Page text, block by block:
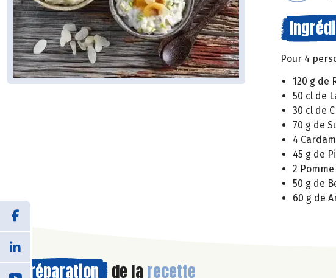
Pour 4
120 g de
50 cl de
30 cl de
70 g de
4
45 g de
2 Pomme
50 g de
60 g de
Préparation de la recette